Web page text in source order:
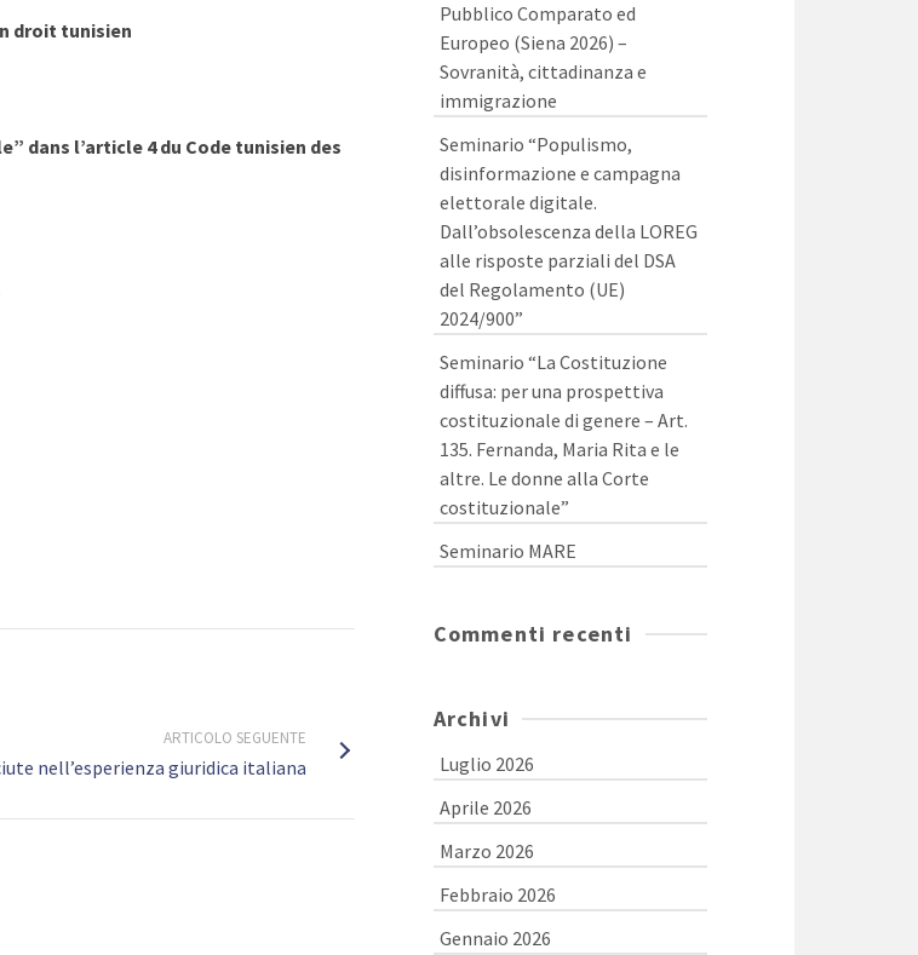
droit tunisien
dans l’article 4 du Code tunisien des
ARTICOLO SEGUENTE
nell’esperienza giuridica italiana
Pubblico Comparato ed
Europeo (Siena 2026) –
Sovranità, cittadinanza e
immigrazione
Seminario “Populismo,
disinformazione e campagna
elettorale digitale.
Dall’obsolescenza della LOREG
alle risposte parziali del DSA
del Regolamento (UE)
2024/900”
Seminario “La Costituzione
diffusa: per una prospettiva
costituzionale di genere – Art.
135. Fernanda, Maria Rita e le
altre. Le donne alla Corte
costituzionale”
Seminario MARE
Commenti recenti
Archivi
Luglio 2026
Aprile 2026
Marzo 2026
Febbraio 2026
Gennaio 2026